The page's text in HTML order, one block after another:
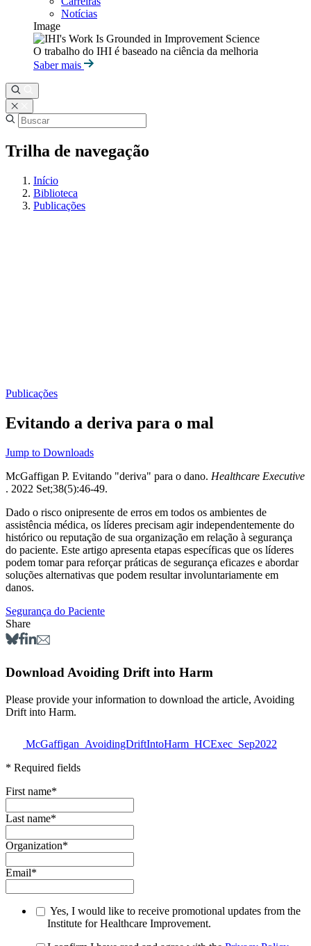
Notícias
Image
O trabalho do IHI é baseado na ciência da melhoria
Saber mais
Trilha de navegação
Início
Biblioteca
Publicações
Publicações
Evitando a deriva para o mal
Jump to Downloads
McGaffigan P. Evitando "deriva" para o dano. Healthcare Executive
. 2022 Set;38(5):46-49.
Dado o risco onipresente de erros em todos os ambientes de
assistência médica, os líderes precisam agir independentemente do
histórico ou reputação de sua organização em relação à segurança
do paciente. Este artigo apresenta etapas específicas que os líderes
podem tomar para reforçar práticas de segurança eficazes e abordar
soluções alternativas que podem resultar involuntariamente em
danos.
Segurança do Paciente
Share
Download Avoiding Drift into Harm
Please provide your information to download the article, Avoiding
Drift into Harm.
McGaffigan_AvoidingDriftIntoHarm_HCExec_Sep2022
* Required fields
First name*
Last name*
Organization*
Email*
Yes, I would like to receive promotional updates from the
Institute for Healthcare Improvement.